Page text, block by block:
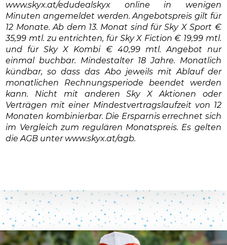
www.skyx.at/edudealskyx online in wenigen
Minuten angemeldet werden. Angebotspreis gilt für
12 Monate. Ab dem 13. Monat sind für Sky X Sport €
35,99 mtl. zu entrichten, für Sky X Fiction € 19,99 mtl.
und für Sky X Kombi € 40,99 mtl. Angebot nur
einmal buchbar. Mindestalter 18 Jahre. Monatlich
kündbar, so dass das Abo jeweils mit Ablauf der
monatlichen Rechnungsperiode beendet werden
kann. Nicht mit anderen Sky X Aktionen oder
Verträgen mit einer Mindestvertragslaufzeit von 12
Monaten kombinierbar. Die Ersparnis errechnet sich
im Vergleich zum regulären Monatspreis. Es gelten
die AGB unter www.skyx.at/agb.